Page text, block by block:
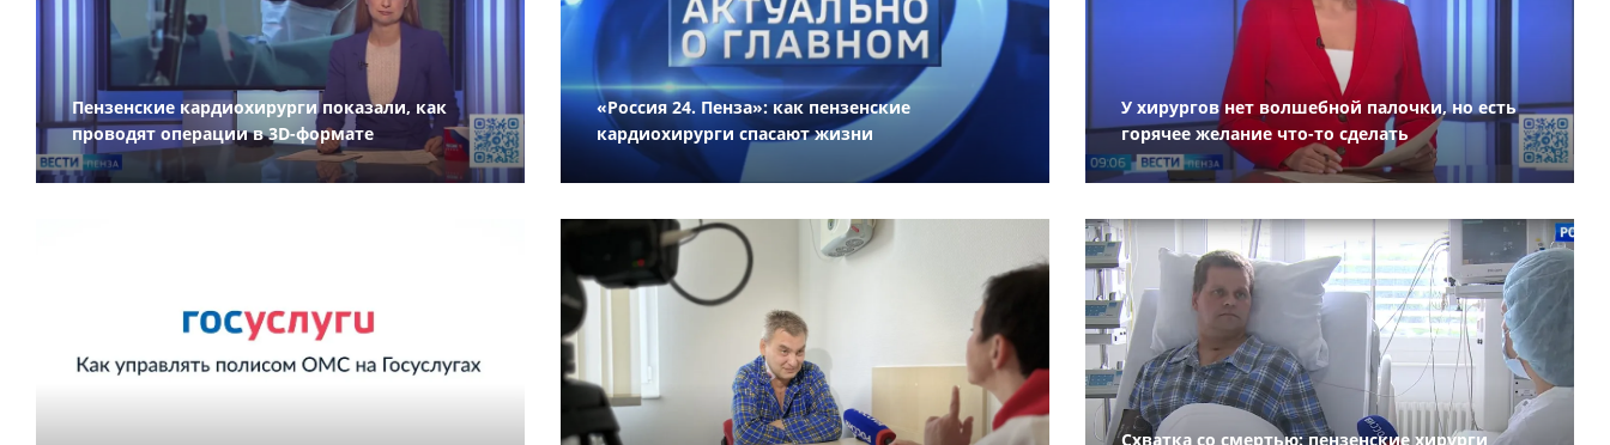
Пензенские кардиохирурги показали, как
проводят операции в 3D-формате
«Россия 24. Пенза»: как пензенские
кардиохирурги спасают жизни
У хирургов нет волшебной палочки, но есть
горячее желание что-то сделать
Схватка со смертью: пензенские хирурги